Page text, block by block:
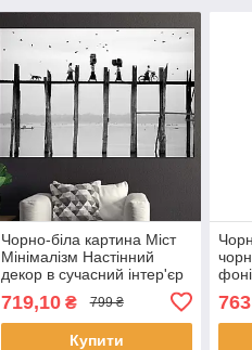
Чорно-біла картина Міст
Мінімалізм Настінний
декор в сучасний інтер'єр
719,10₴ 799 ₴
Купити